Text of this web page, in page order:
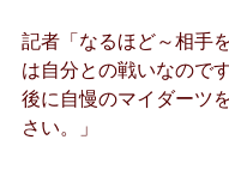
記者「なるほど～相手
は自分との戦いなので
後に自慢のマイダーツ
さい。」